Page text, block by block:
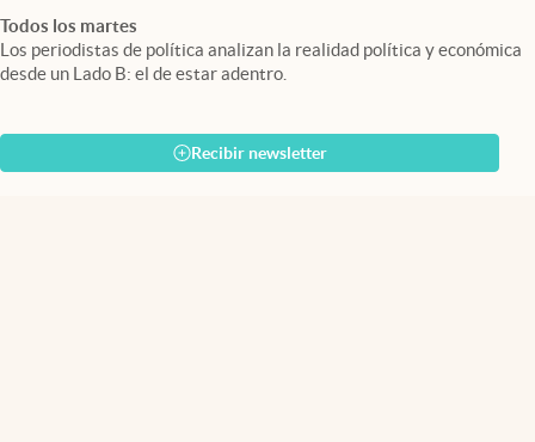
Todos los martes
Los periodistas de política analizan la realidad política y económica
desde un Lado B: el de estar adentro.
Recibir newsletter